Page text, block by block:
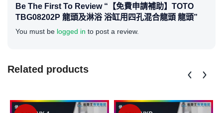
Be The First To Review “【免費申請補助】TOTO
TBG08202P 龍頭及淋浴 浴缸用四孔混合龍頭 龍頭”
You must be logged in to post a review.
Related products